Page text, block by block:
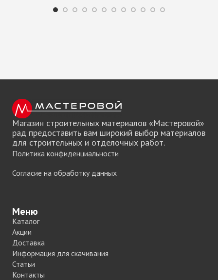
Магазин строительных материалов «Мастеровой»
рад предоставить вам широкий выбор материалов
для строительных и отделочных работ.
Политика конфиденциальности
Согласие на обработку данных
Меню
Каталог
Акции
Доставка
Информация для скачивания
Статьи
Контакты